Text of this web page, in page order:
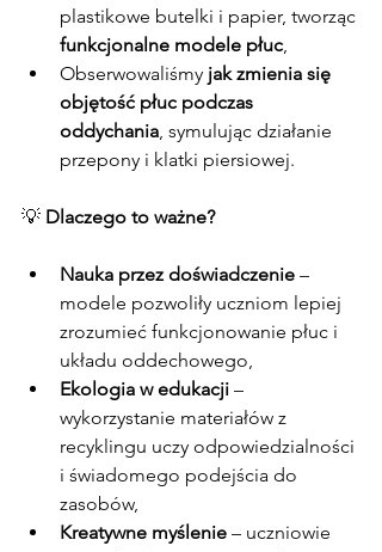
plastikowe butelki i papier, tworząc
funkcjonalne modele płuc,
Obserwowaliśmy jak zmienia się
objętość płuc podczas
oddychania, symulując działanie
przepony i klatki piersiowej.
💡 Dlaczego to ważne?
Nauka przez doświadczenie –
modele pozwoliły uczniom lepiej
zrozumieć funkcjonowanie płuc i
układu oddechowego,
Ekologia w edukacji –
wykorzystanie materiałów z
recyklingu uczy odpowiedzialności
i świadomego podejścia do
zasobów,
Kreatywne myślenie – uczniowie